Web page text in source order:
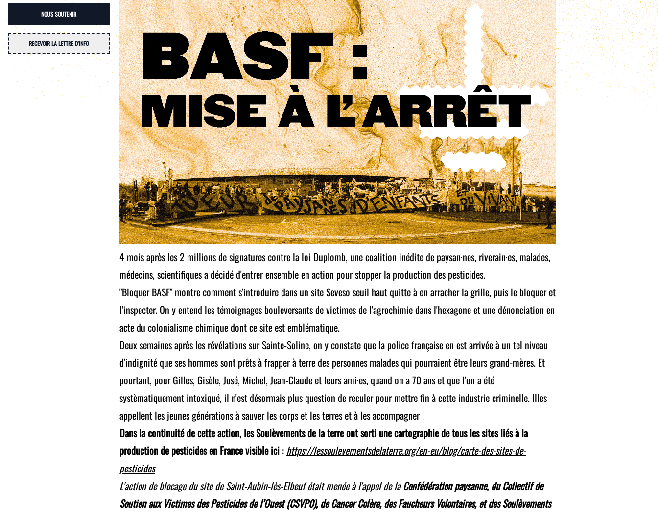
NOUS SOUTENIR
RECEVOIR LA LETTRE D'INFO
4 mois après les 2 millions de signatures contre la loi Duplomb, une coalition inédite de paysan·nes, riverain·es, malades,
médecins, scientifiques a décidé d'entrer ensemble en action pour stopper la production des pesticides.
"Bloquer BASF" montre comment s'introduire dans un site Seveso seuil haut quitte à en arracher la grille, puis le bloquer et
l'inspecter. On y entend les témoignages bouleversants de victimes de l'agrochimie dans l'hexagone et une dénonciation en
acte du colonialisme chimique dont ce site est emblématique.
Deux semaines après les révélations sur Sainte-Soline, on y constate que la police française en est arrivée à un tel niveau
d'indignité que ses hommes sont prêts à frapper à terre des personnes malades qui pourraient être leurs grand-mères. Et
pourtant, pour Gilles, Gisèle, José, Michel, Jean-Claude et leurs ami·es, quand on a 70 ans et que l'on a été
systèmatiquement intoxiqué, il n'est désormais plus question de reculer pour mettre fin à cette industrie criminelle. Illes
appellent les jeunes générations à sauver les corps et les terres et à les accompagner !
Dans la continuité de cette action, les Soulèvements de la terre ont sorti une cartographie de tous les sites liés à la
production de pesticides en France visible ici : https://lessoulevementsdelaterre.org/en-eu/blog/carte-des-sites-de-
pesticides
L'action de blocage du site de Saint-Aubin-lès-Elbeuf était menée à l'appel de laConfédération paysanne, du Collectif de
Soutien aux Victimes des Pesticides de l’Ouest (CSVP0), de Cancer Colère, des Faucheurs Volontaires, et des Soulèvements